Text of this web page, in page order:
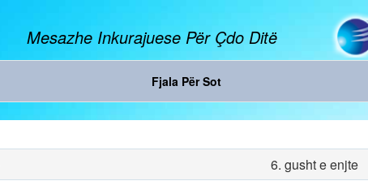
Mesazhe Inkurajuese Për Çdo Ditë
Fjala Për Sot
6. gusht e enjte